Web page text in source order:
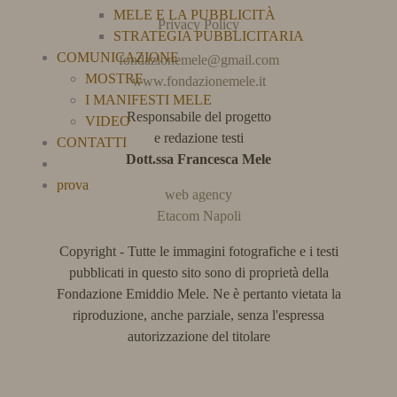
MELE E LA PUBBLICITÀ
STRATEGIA PUBBLICITARIA
COMUNICAZIONE
MOSTRE
I MANIFESTI MELE
VIDEO
CONTATTI
prova
Privacy Policy
fondazionemele@gmail.com
www.fondazionemele.it
Responsabile del progetto
e redazione testi
Dott.ssa Francesca Mele
web agency
Etacom Napoli
Copyright - Tutte le immagini fotografiche e i testi
pubblicati in questo sito sono di proprietà della
Fondazione Emiddio Mele. Ne è pertanto vietata la
riproduzione, anche parziale, senza l'espressa
autorizzazione del titolare